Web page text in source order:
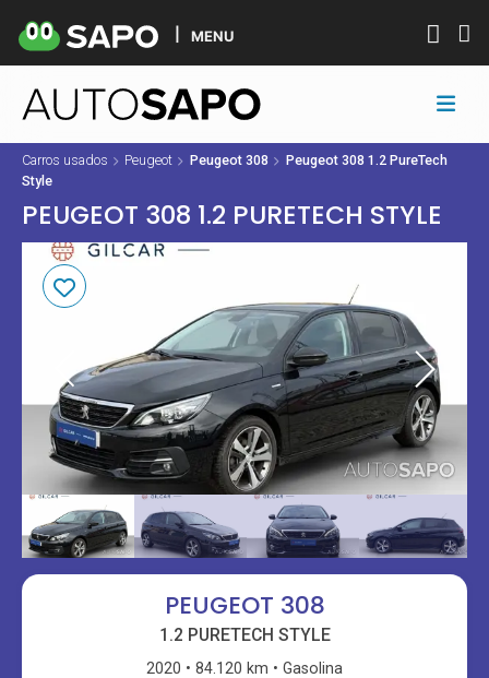
MENU
Carros usados Peugeot Peugeot 308
Peugeot 308 1.2 PureTech
Style
PEUGEOT 308 1.2 PURETECH STYLE
PEUGEOT 308
1.2 PURETECH STYLE
2020 84.120 km
Gasolina